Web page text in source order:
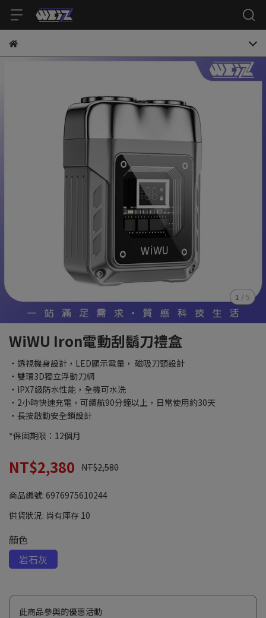
1 /5
WiWU Iron電動刮鬍刀禮盒
・透視機身設計，LED顯示電量， 磁吸刀頭設計
・雙環3D獨立浮動刀網
・IPX7級防水性能，全機可水洗
・2小時快速充電，可續航90分鐘以上，日常使用約30天
・長按啟動安全鎖設計
*保固期限：12個月
NT$2,380 NT$2,580
商品編號: 6976975610244
供貨狀況: 尚有庫存 10
顏色
岩石灰
此商品參與的優惠活動